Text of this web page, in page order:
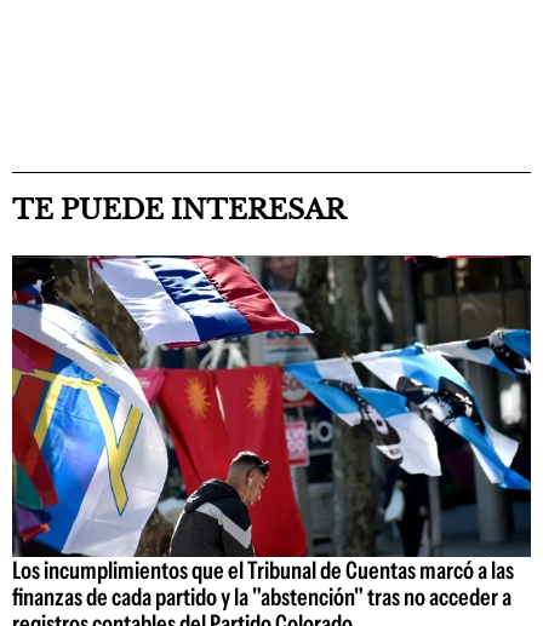
TE PUEDE INTERESAR
Los incumplimientos que el Tribunal de Cuentas marcó a las
finanzas de cada partido y la "abstención" tras no acceder a